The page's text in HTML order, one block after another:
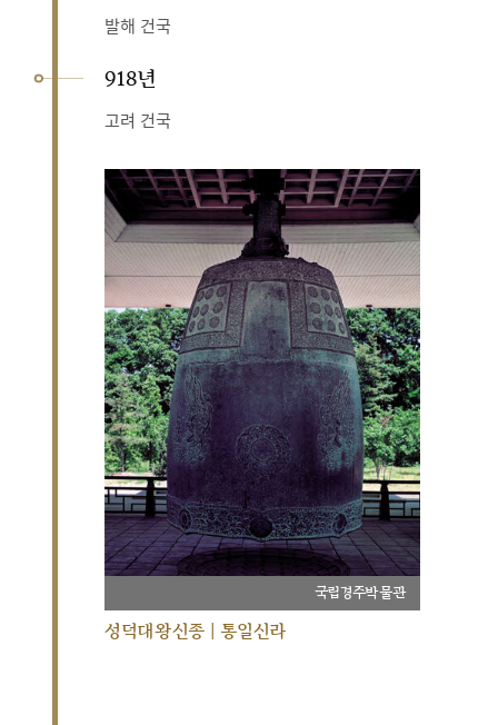
발해 건국
918년
고려 건국
국립경주박물관
성덕대왕신종 | 통일신라